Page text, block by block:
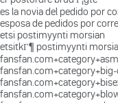
es la novia del pedido por
esposa de pedidos por
etsi postimyynti morsian
etsitkГ¶ postimyynti